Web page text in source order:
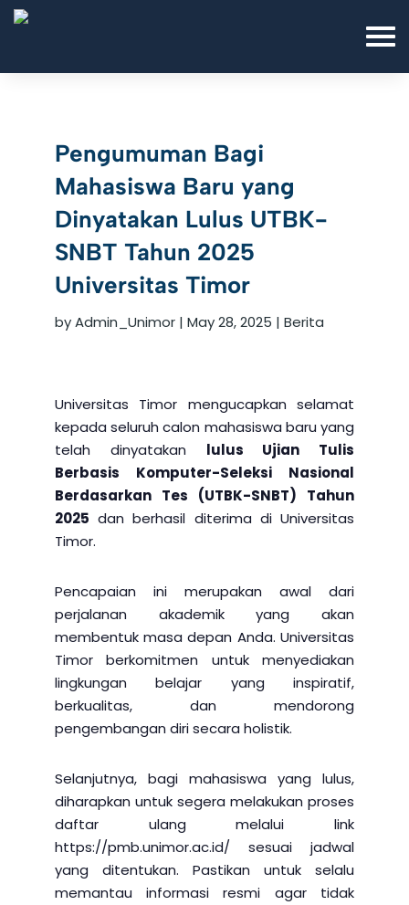
Pengumuman Bagi
Mahasiswa Baru yang
Dinyatakan Lulus UTBK-
SNBT Tahun 2025
Universitas Timor
byAdmin_Unimor| May 28, 2025 | Berita
Universitas Timor mengucapkan selamat
kepada seluruh calon mahasiswa baru yang
telah dinyatakan lulus Ujian Tulis
Berbasis Komputer-Seleksi Nasional
Berdasarkan Tes (UTBK-SNBT) Tahun
2025 dan berhasil diterima di Universitas
Timor.
Pencapaian ini merupakan awal dari
perjalanan akademik yang akan
membentuk masa depan Anda. Universitas
Timor berkomitmen untuk menyediakan
lingkungan belajar yang inspiratif,
berkualitas, dan mendorong
pengembangan diri secara holistik.
Selanjutnya, bagi mahasiswa yang lulus,
diharapkan untuk segera melakukan proses
daftar ulang melalui link
https://pmb.unimor.ac.id/ sesuai jadwal
yang ditentukan. Pastikan untuk selalu
memantau informasi resmi agar tidak